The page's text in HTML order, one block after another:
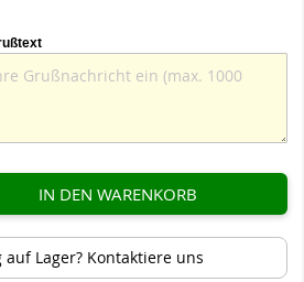
IN DEN WARENKORB
Lager? Kontaktiere uns